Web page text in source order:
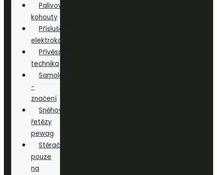
Palivové
kohouty
Příslušenství
elektrokol
Přívěsová
technika
Samolepky
-
značení
Sněhové
řetězy
pewag
Stěrače
pouze
na